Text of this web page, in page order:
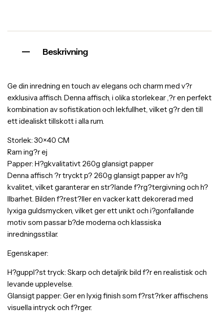
Beskrivning
Ge din inredning en touch av elegans och charm med v?r
exklusiva affisch. Denna affisch, i olika storlekear ,?r en perfekt
kombination av sofistikation och lekfullhet, vilket g?r den till
ett idealiskt tillskott i alla rum.
Storlek: 30×40 CM
Ram ing?r ej
Papper: H?gkvalitativt 260g glansigt papper
Denna affisch ?r tryckt p? 260g glansigt papper av h?g
kvalitet, vilket garanterar en str?lande f?rg?tergivning och h?
llbarhet. Bilden f?rest?ller en vacker katt dekorerad med
lyxiga guldsmycken, vilket ger ett unikt och i?gonfallande
motiv som passar b?de moderna och klassiska
inredningsstilar.
Egenskaper:
H?guppl?st tryck: Skarp och detaljrik bild f?r en realistisk och
levande upplevelse.
Glansigt papper: Ger en lyxig finish som f?rst?rker affischens
visuella intryck och f?rger.